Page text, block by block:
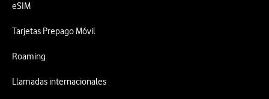
eSIM
Tarjetas Prepago Móvil
Roaming
Llamadas internacionales